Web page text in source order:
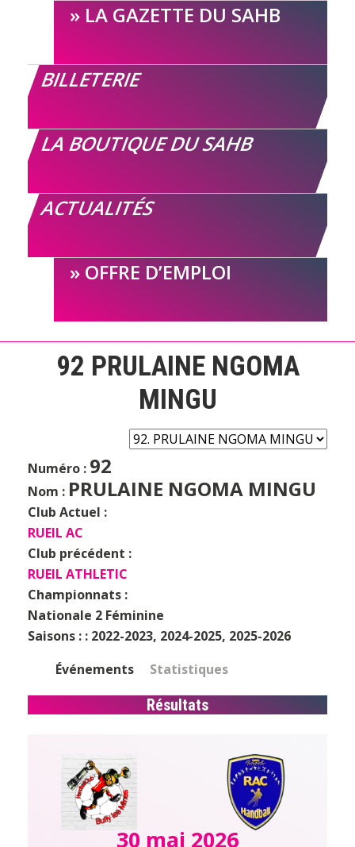
LA GAZETTE DU SAHB
BILLETERIE
LA BOUTIQUE DU SAHB
ACTUALITÉS
OFFRE D’EMPLOI
92 PRULAINE NGOMA
MINGU
Numéro : 92
Nom : PRULAINE NGOMA MINGU
Club Actuel :
RUEIL AC
Club précédent :
RUEIL ATHLETIC
Championnats :
Nationale 2 Féminine
Saisons : : 2022-2023, 2024-2025, 2025-2026
Événements
Statistiques
Résultats
30 mai 2026